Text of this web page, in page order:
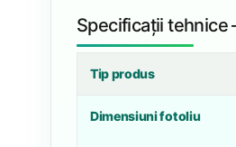
Specificații tehnice
Tip produs
Dimensiuni fotoliu